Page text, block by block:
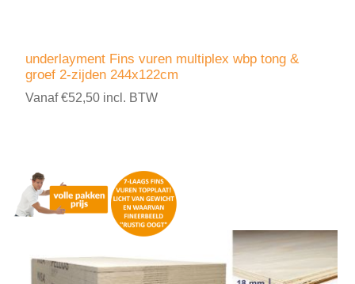
underlayment Fins vuren multiplex wbp tong &
groef 2-zijden 244x122cm
Vanaf €52,50 incl. BTW